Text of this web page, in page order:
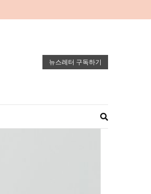
뉴스레터 구독하기